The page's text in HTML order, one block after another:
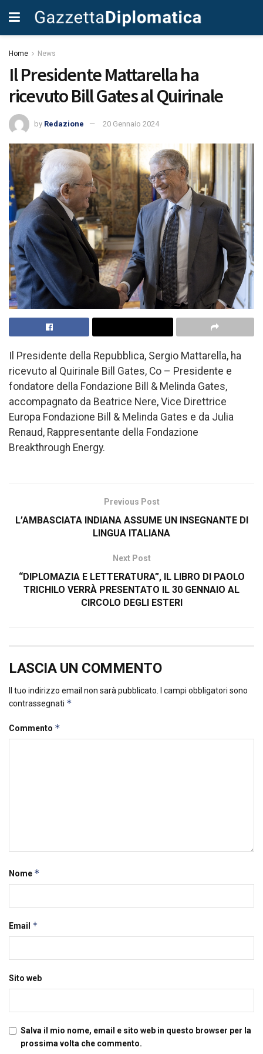
Home News
Il Presidente Mattarella ha
ricevuto Bill Gates al Quirinale
by Redazione 20 Gennaio 2024
Il Presidente della Repubblica, Sergio Mattarella, ha
ricevuto al Quirinale Bill Gates, Co – Presidente e
fondatore della Fondazione Bill & Melinda Gates,
accompagnato da Beatrice Nere, Vice Direttrice
Europa Fondazione Bill & Melinda Gates e da Julia
Renaud, Rappresentante della Fondazione
Breakthrough Energy.
Previous Post
L’AMBASCIATA INDIANA ASSUME UN INSEGNANTE DI
LINGUA ITALIANA
Next Post
“DIPLOMAZIA E LETTERATURA”, IL LIBRO DI PAOLO
TRICHILO VERRÀ PRESENTATO IL 30 GENNAIO AL
CIRCOLO DEGLI ESTERI
LASCIA UN COMMENTO
Il tuo indirizzo email non sarà pubblicato.
I campi obbligatori sono
contrassegnati *
Commento *
Nome *
Email *
Sito web
Salva il mio nome, email e sito web in questo browser per la
prossima volta che commento.